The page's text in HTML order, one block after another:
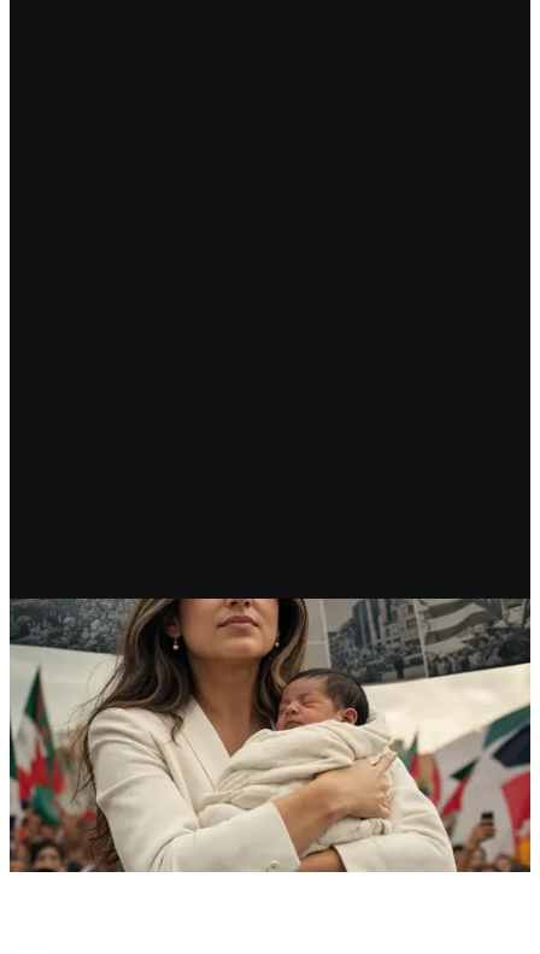
NACIONAL
Andrea Chávez y el nacimiento
de Emiliano: Un nuevo
capítulo político